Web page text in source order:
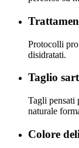
Protocolli
disidratati.
Taglio
Tagli pensati
naturale
Colore